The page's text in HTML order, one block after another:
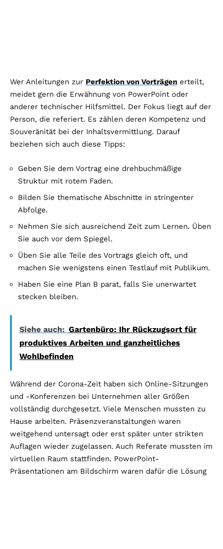
Wer Anleitungen zur Perfektion von Vorträgen erteilt,
meidet gern die Erwähnung von PowerPoint oder
anderer technischer Hilfsmittel. Der Fokus liegt auf der
Person, die referiert. Es zählen deren Kompetenz und
Souveränität bei der Inhaltsvermittlung. Darauf
beziehen sich auch diese Tipps:
Geben Sie dem Vortrag eine drehbuchmäßige
Struktur mit rotem Faden.
Bilden Sie thematische Abschnitte in stringenter
Abfolge.
Nehmen Sie sich ausreichend Zeit zum Lernen. Üben
Sie auch vor dem Spiegel.
Üben Sie alle Teile des Vortrags gleich oft, und
machen Sie wenigstens einen Testlauf mit Publikum.
Haben Sie eine Plan B parat, falls Sie unerwartet
stecken bleiben.
Siehe auch: Gartenbüro: Ihr Rückzugsort für
produktives Arbeiten und ganzheitliches
Wohlbefinden
Während der Corona-Zeit haben sich Online-Sitzungen
und -Konferenzen bei Unternehmen aller Größen
vollständig durchgesetzt. Viele Menschen mussten zu
Hause arbeiten. Präsenzveranstaltungen waren
weitgehend untersagt oder erst später unter strikten
Auflagen wieder zugelassen. Auch Referate mussten im
virtuellen Raum stattfinden. PowerPoint-
Präsentationen am Bildschirm waren dafür die Lösung